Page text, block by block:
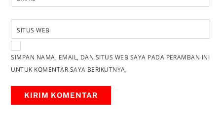
SITUS WEB
SIMPAN NAMA, EMAIL, DAN SITUS WEB SAYA PADA PERAMBAN INI
UNTUK KOMENTAR SAYA BERIKUTNYA.